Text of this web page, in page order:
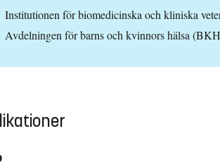
Institutionen för biomedicinska och kliniska
Avdelningen för barns och kvinnors hälsa